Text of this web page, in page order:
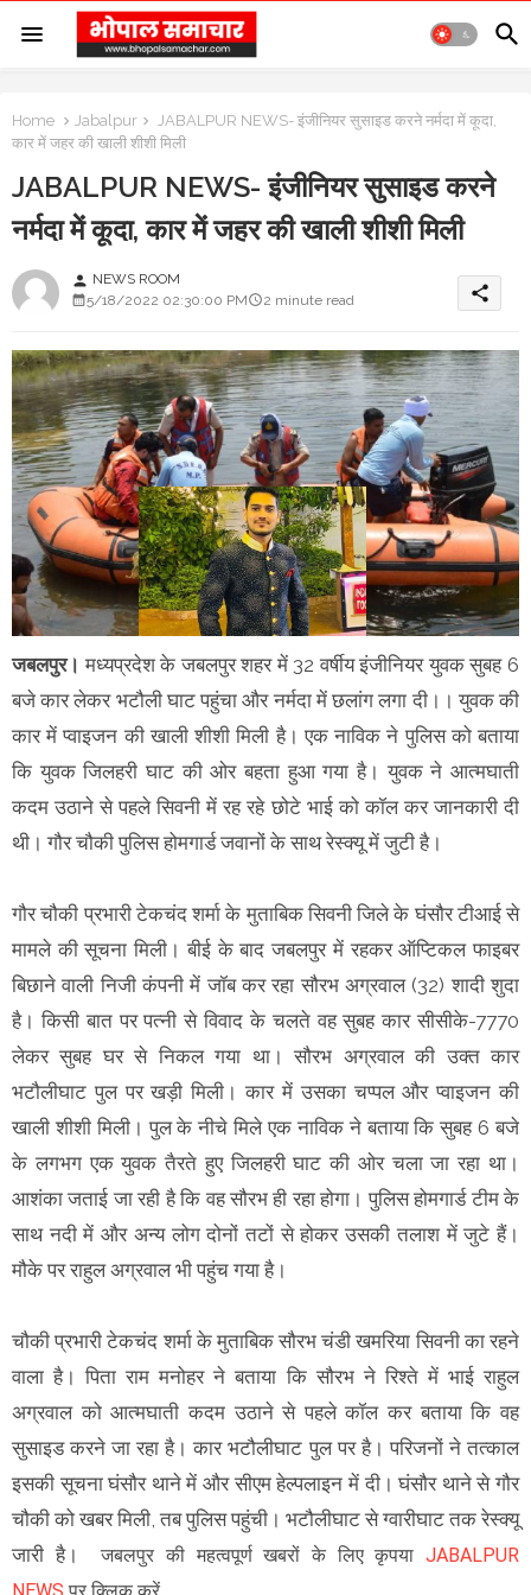
Home Jabalpur
JABALPUR NEWS- इंजीनियर सुसाइड करने नर्मदा में कूदा,
कार में जहर की खाली शीशी मिली
JABALPUR NEWS- इंजीनियर सुसाइड करने
नर्मदा में कूदा, कार में जहर की खाली शीशी मिली
person NEWS ROOM
5/18/2022 02:30:00 PM
2 minute read share
जबलपुर। मध्यप्रदेश के जबलपुर शहर में 32 वर्षीय इंजीनियर युवक सुबह 6
बजे कार लेकर भटौली घाट पहुंचा और नर्मदा में छलांग लगा दी।। युवक की
कार में प्वाइजन की खाली शीशी मिली है। एक नाविक ने पुलिस को बताया
कि युवक जिलहरी घाट की ओर बहता हुआ गया है। युवक ने आत्मघाती
कदम उठाने से पहले सिवनी में रह रहे छोटे भाई को कॉल कर जानकारी दी
थी। गौर चौकी पुलिस होमगार्ड जवानों के साथ रेस्क्यू में जुटी है।
गौर चौकी प्रभारी टेकचंद शर्मा के मुताबिक सिवनी जिले के घंसौर टीआई से
मामले की सूचना मिली। बीई के बाद जबलपुर में रहकर ऑप्टिकल फाइबर
बिछाने वाली निजी कंपनी में जॉब कर रहा सौरभ अग्रवाल (32) शादी शुदा
है। किसी बात पर पत्नी से विवाद के चलते वह सुबह कार सीसीके-7770
लेकर सुबह घर से निकल गया था। सौरभ अग्रवाल की उक्त कार
भटौलीघाट पुल पर खड़ी मिली। कार में उसका चप्पल और प्वाइजन की
खाली शीशी मिली। पुल के नीचे मिले एक नाविक ने बताया कि सुबह 6 बजे
के लगभग एक युवक तैरते हुए जिलहरी घाट की ओर चला जा रहा था।
आशंका जताई जा रही है कि वह सौरभ ही रहा होगा। पुलिस होमगार्ड टीम के
साथ नदी में और अन्य लोग दोनों तटों से होकर उसकी तलाश में जुटे हैं।
मौके पर राहुल अग्रवाल भी पहुंच गया है।
चौकी प्रभारी टेकचंद शर्मा के मुताबिक सौरभ चंडी खमरिया सिवनी का रहने
वाला है। पिता राम मनोहर ने बताया कि सौरभ ने रिश्ते में भाई राहुल
अग्रवाल को आत्मघाती कदम उठाने से पहले कॉल कर बताया कि वह
सुसाइड करने जा रहा है। कार भटौलीघाट पुल पर है। परिजनों ने तत्काल
इसकी सूचना घंसौर थाने में और सीएम हेल्पलाइन में दी। घंसौर थाने से गौर
चौकी को खबर मिली, तब पुलिस पहुंची। भटौलीघाट से ग्वारीघाट तक रेस्क्यू
जारी है।
जबलपुर की महत्वपूर्ण खबरों के लिए कृपयाJABALPUR